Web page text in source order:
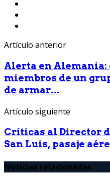
Artículo anterior
Alerta en Alemania:
miembros de un
de armar...
Artículo siguiente
Críticas al Director
San Luis, pasaje
Noticias relacionadas